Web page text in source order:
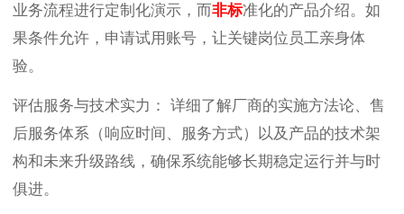
业务流程进行定制化演示，而非标准化的产品介绍。如
果条件允许，申请试用账号，让关键岗位员工亲身体
验。
评估服务与技术实力： 详细了解厂商的实施方法论、售
后服务体系（响应时间、服务方式）以及产品的技术架
构和未来升级路线，确保系统能够长期稳定运行并与时
俱进。